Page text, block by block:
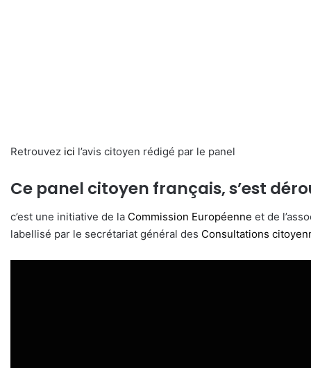
Retrouvez ici l’avis citoyen rédigé par le panel
Ce panel citoyen français, s’est
c’est une initiative de la Commission Européenne et de
labellisé par le secrétariat général des Consultations